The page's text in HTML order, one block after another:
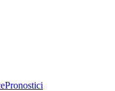
Pronostici